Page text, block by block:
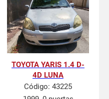
TOYOTA YARIS 1.4 D-
4D LUNA
Código: 43225